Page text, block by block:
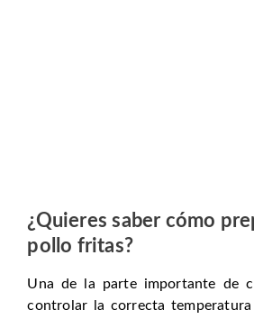
¿Quieres saber cómo
pollo fritas?
Una de la parte importante de
controlar la correcta